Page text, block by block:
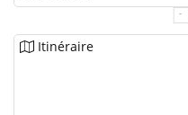
Itinéraire